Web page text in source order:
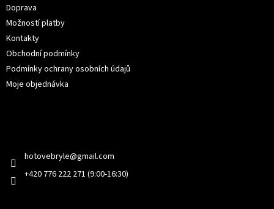
Doprava
Možností platby
Kontakty
Obchodní podmínky
Podmínky ochrany osobních údajů
Moje objednávka
hotovebryle@gmail.com
+420 776 222 271 (9:00-16:30)